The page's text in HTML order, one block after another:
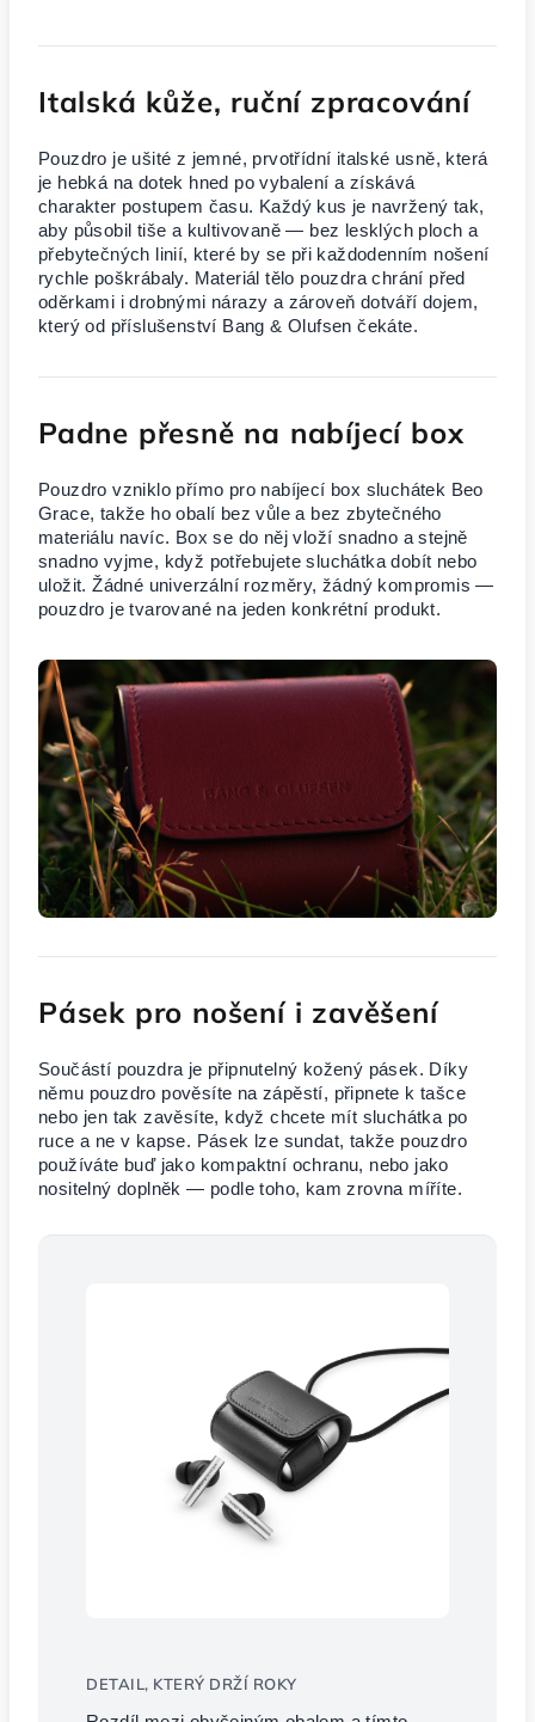
Italská kůže, ruční zpracování
Pouzdro je ušité z jemné, prvotřídní italské usně, která
je hebká na dotek hned po vybalení a získává
charakter postupem času. Každý kus je navržený tak,
aby působil tiše a kultivovaně — bez lesklých ploch a
přebytečných linií, které by se při každodenním nošení
rychle poškrábaly. Materiál tělo pouzdra chrání před
oděrkami i drobnými nárazy a zároveň dotváří dojem,
který od příslušenství Bang & Olufsen čekáte.
Padne přesně na nabíjecí box
Pouzdro vzniklo přímo pro nabíjecí box sluchátek Beo
Grace, takže ho obalí bez vůle a bez zbytečného
materiálu navíc. Box se do něj vloží snadno a stejně
snadno vyjme, když potřebujete sluchátka dobít nebo
uložit. Žádné univerzální rozměry, žádný kompromis —
pouzdro je tvarované na jeden konkrétní produkt.
Pásek pro nošení i zavěšení
Součástí pouzdra je připnutelný kožený pásek. Díky
němu pouzdro pověsíte na zápěstí, připnete k tašce
nebo jen tak zavěsíte, když chcete mít sluchátka po
ruce a ne v kapse. Pásek lze sundat, takže pouzdro
používáte buď jako kompaktní ochranu, nebo jako
nositelný doplněk — podle toho, kam zrovna míříte.
DETAIL, KTERÝ DRŽÍ ROKY